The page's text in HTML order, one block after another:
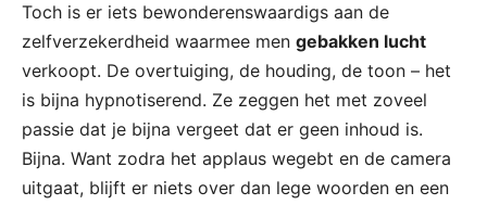
Toch is er iets bewonderenswaardigs aan de
zelfverzekerdheid waarmee men gebakken lucht
verkoopt. De overtuiging, de houding, de toon – het
is bijna hypnotiserend. Ze zeggen het met zoveel
passie dat je bijna vergeet dat er geen inhoud is.
Bijna. Want zodra het applaus wegebt en de camera
uitgaat, blijft er niets over dan lege woorden en een